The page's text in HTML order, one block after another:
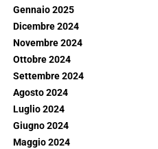
Gennaio 2025
Dicembre 2024
Novembre 2024
Ottobre 2024
Settembre 2024
Agosto 2024
Luglio 2024
Giugno 2024
Maggio 2024